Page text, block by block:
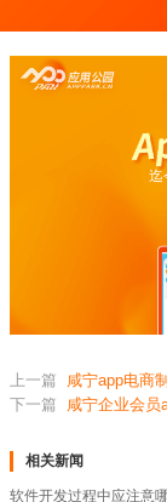
迄
上一篇
咸宁app电商
下一篇
咸宁企业会员
相关新闻
软件开发过程中应注意